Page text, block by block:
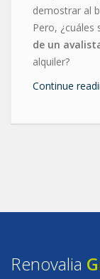
demostrar al
Pero, ¿cuáles
de un
alquiler?
Continue
Renovalia